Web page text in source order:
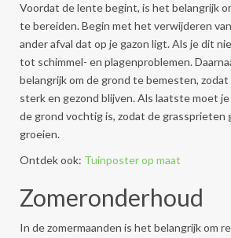
Voordat de lente begint, is het belangrijk
te bereiden. Begin met het verwijderen
ander afval dat op je gazon ligt. Als je dit
tot schimmel- en plagenproblemen.
belangrijk om de grond te bemesten,
sterk en gezond blijven. Als laatste moet
de grond vochtig is, zodat de grassprieten
groeien.
Ontdek ook: Tuinposter op maat
Zomeronderhoud
In de zomermaanden is het belangrijk om